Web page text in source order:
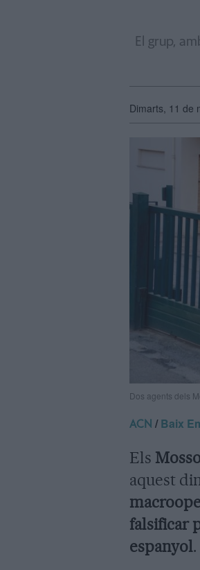
El grup,
Dimarts, 11 de
Dos agents dels
ACN /Baix
Els
aquest
falsificar
espanyol.